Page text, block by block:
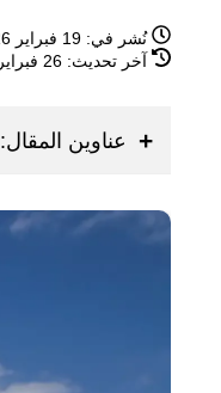
نُشر في: 19 فبراير 2026م، الساعة: 10:21م (GMT+3)
آخر تحديث: 26 فبراير 2026م، الساعة: 07:59م (GMT+3)
عناوين المقال: